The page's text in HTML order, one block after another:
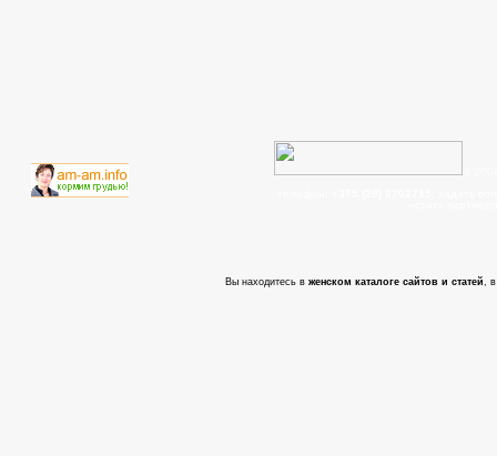
Вы находитесь в женском каталоге сайтов и статей, в